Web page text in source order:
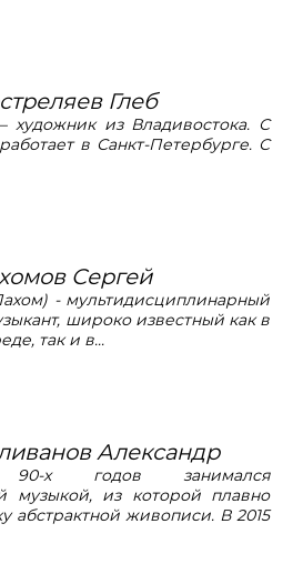
Глеб
художник из Владивостока. С
в Санкт-Петербурге. С
Сергей
- мультидисциплинарный
широко известный как в
так и в...
Александр
х годов занимался
музыкой, из которой плавно
абстрактной живописи. В 2015